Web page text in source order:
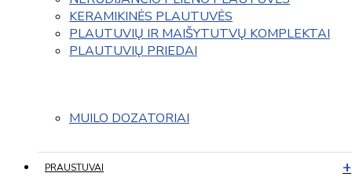
KERAMIKINĖS PLAUTUVĖS
PLAUTUVIŲ IR MAIŠYTUTVŲ KOMPLEKTAI
PLAUTUVIŲ PRIEDAI
MUILO DOZATORIAI
PRAUSTUVAI